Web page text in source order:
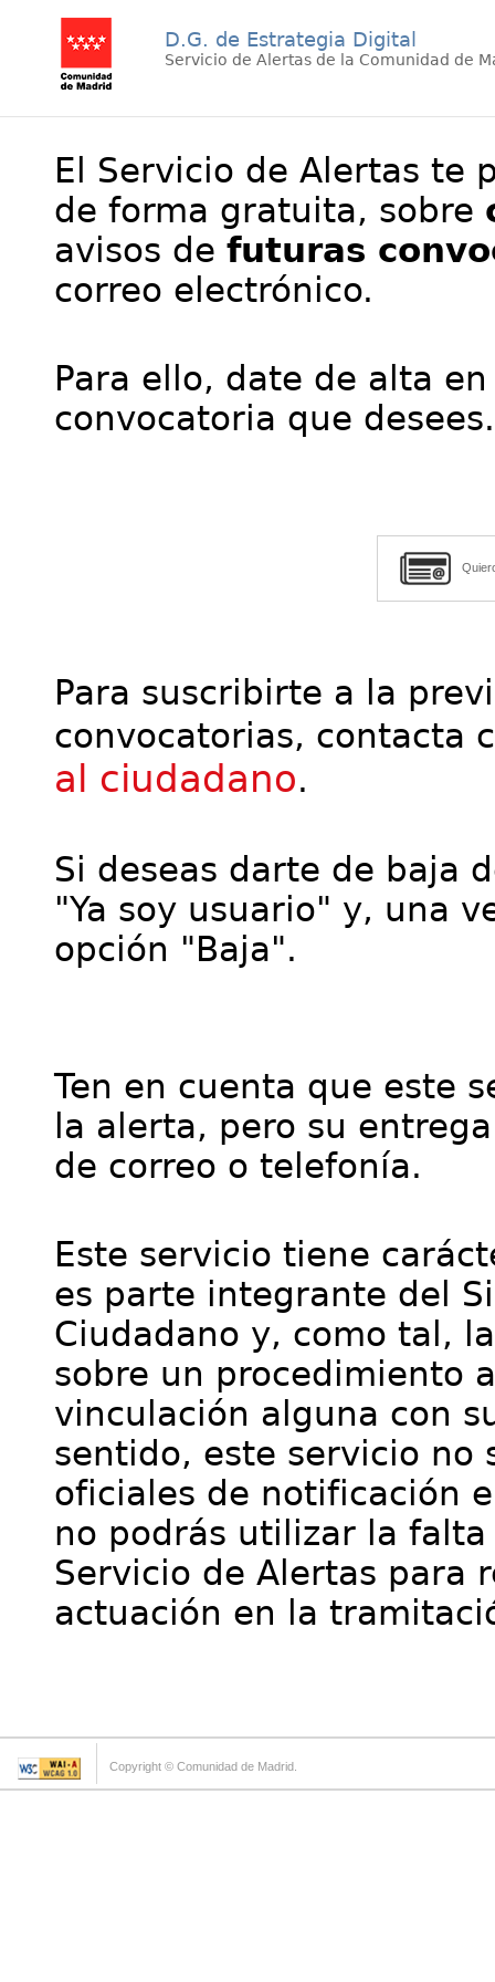
D.G. de Estrategia Digital
Servicio de Alertas de la Comunidad de
El Servicio de Alertas te
de forma gratuita, sobre
avisos de futuras
correo electrónico.
Para ello, date de alta
convocatoria que desees.
Para suscribirte a la
convocatorias, contacta
al ciudadano.
Si deseas darte de baja
"Ya soy usuario" y, una
opción "Baja".
Ten en cuenta que este
la alerta, pero su
de correo o telefonía.
Este servicio tiene
es parte integrante del
Ciudadano y, como tal,
sobre un procedimiento
vinculación alguna con
sentido, este servicio no
oficiales de notificación
no podrás utilizar la
Servicio de Alertas para
actuación en la
Copyright © Comunidad de Madrid.